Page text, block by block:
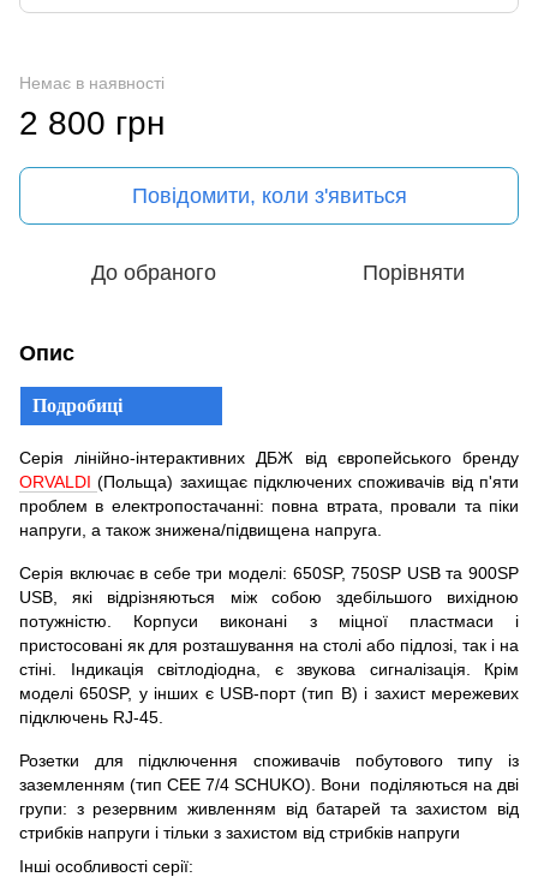
Немає в наявності
2 800 грн
Повідомити, коли з'явиться
До обраного Порівняти
Опис
Подробиці
Серія лінійно-інтерактивних ДБЖ від європейського бренду
ORVALDI (Польща) захищає підключених споживачів від п'яти
проблем в електропостачанні: повна втрата, провали та піки
напруги, а також знижена/підвищена напруга.
Серія включає в себе три моделі: 650SP, 750SP USB та 900SP
USB, які відрізняються між собою здебільшого вихідною
потужністю. Корпуси виконані з міцної пластмаси і
пристосовані як для розташування на столі або підлозі, так і на
стіні. Індикація світлодіодна, є звукова сигналізація. Крім
моделі 650SP, у інших є USB-порт (тип B) і захист мережевих
підключень RJ-45.
Розетки для підключення споживачів побутового типу із
заземленням (тип CEE 7/4 SCHUKO). Вони поділяються на дві
групи: з резервним живленням від батарей та захистом від
стрибків напруги і тільки з захистом від стрибків напруги
Інші особливості серії: